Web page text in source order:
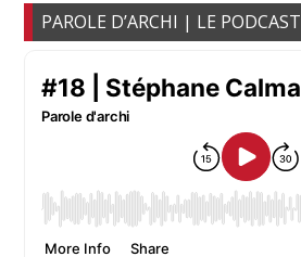
PAROLE D’ARCHI | LE PODCAST